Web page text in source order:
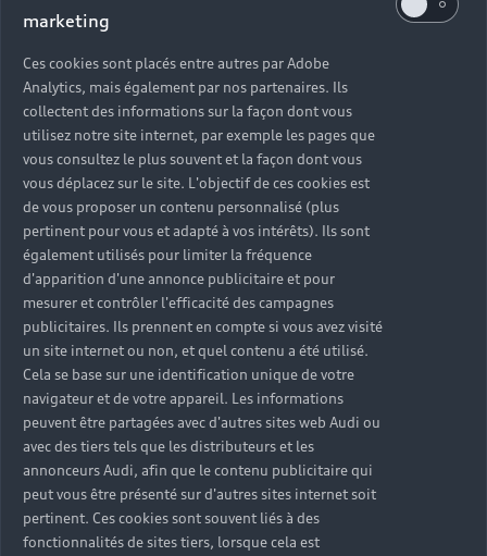
marketing
Ces cookies sont placés entre autres par Adobe
Analytics, mais également par nos partenaires. Ils
collectent des informations sur la façon dont vous
utilisez notre site internet, par exemple les pages que
vous consultez le plus souvent et la façon dont vous
vous déplacez sur le site. L'objectif de ces cookies est
de vous proposer un contenu personnalisé (plus
pertinent pour vous et adapté à vos intérêts). Ils sont
également utilisés pour limiter la fréquence
d'apparition d'une annonce publicitaire et pour
mesurer et contrôler l'efficacité des campagnes
publicitaires. Ils prennent en compte si vous avez visité
un site internet ou non, et quel contenu a été utilisé.
Cela se base sur une identification unique de votre
navigateur et de votre appareil. Les informations
peuvent être partagées avec d'autres sites web Audi ou
avec des tiers tels que les distributeurs et les
annonceurs Audi, afin que le contenu publicitaire qui
peut vous être présenté sur d'autres sites internet soit
pertinent. Ces cookies sont souvent liés à des
fonctionnalités de sites tiers, lorsque cela est